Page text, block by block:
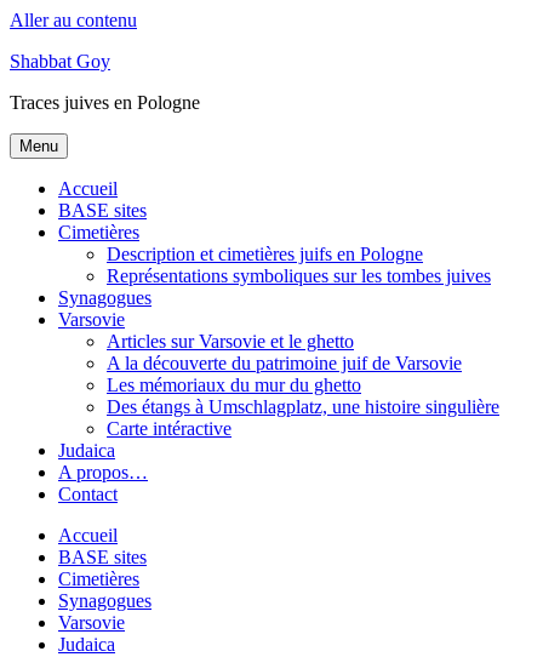
Aller au contenu
Shabbat Goy
Traces juives en Pologne
Menu
Accueil
BASE sites
Cimetières
Description et cimetières juifs en Pologne
Représentations symboliques sur les tombes juives
Synagogues
Varsovie
Articles sur Varsovie et le ghetto
A la découverte du patrimoine juif de Varsovie
Les mémoriaux du mur du ghetto
Des étangs à Umschlagplatz, une histoire singulière
Carte intéractive
Judaica
A propos…
Contact
Accueil
BASE sites
Cimetières
Synagogues
Varsovie
Judaica